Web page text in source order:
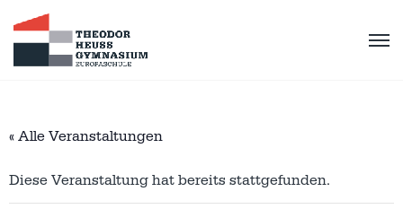
« Alle Veranstaltungen
Diese Veranstaltung hat bereits stattgefunden.